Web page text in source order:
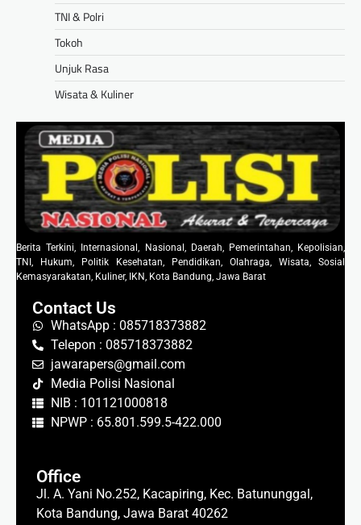
TNI & Polri
Tokoh
Unjuk Rasa
Wisata & Kuliner
Berita Terkini, Internasional, Nasional, Daerah, Pemerintahan, Kepolisian,
TNI, Hukum, Politik Kesehatan, Pendidikan, Olahraga, Wisata, Sosial
Kemasyarakatan, Kuliner, IKN, Kota Bandung, Jawa Barat
Contact Us
WhatsApp : 085718373882
Telepon : 085718373882
jawarapers@gmail.com
Media Polisi Nasional
NIB : 101121000818
NPWP : 65.801.599.5-422.000
Office
Jl. A. Yani No.252, Kacapiring, Kec. Batununggal,
Kota Bandung, Jawa Barat 40262